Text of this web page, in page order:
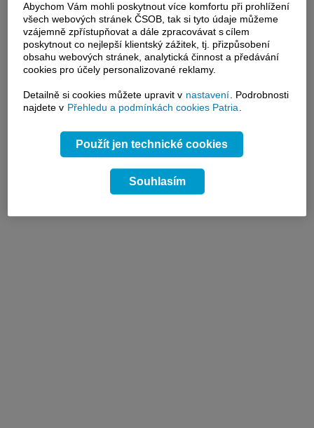
Abychom Vám mohli poskytnout více komfortu při prohlížení
všech webových stránek ČSOB, tak si tyto údaje můžeme
vzájemně zpřístupňovat a dále zpracovávat s cílem
poskytnout co nejlepší klientský zážitek, tj. přizpůsobení
obsahu webových stránek, analytická činnost a předávání
cookies pro účely personalizované reklamy.
Detailně si cookies můžete upravit v nastavení. Podrobnosti
najdete v Přehledu a podmínkách cookies Patria.
Použít jen technické cookies
Souhlasím